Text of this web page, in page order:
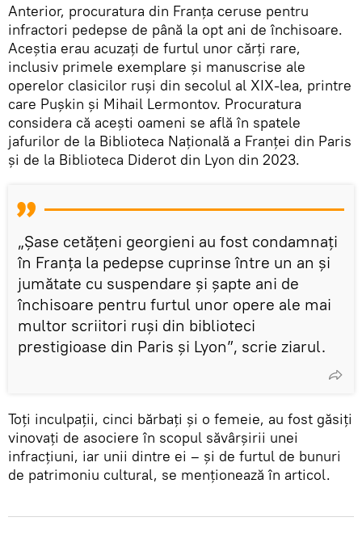
Anterior, procuratura din Franța ceruse pentru
infractori pedepse de până la opt ani de închisoare.
Aceștia erau acuzați de furtul unor cărți rare,
inclusiv primele exemplare și manuscrise ale
operelor clasicilor ruși din secolul al XIX-lea, printre
care Pușkin și Mihail Lermontov. Procuratura
considera că acești oameni se află în spatele
jafurilor de la Biblioteca Națională a Franței din Paris
și de la Biblioteca Diderot din Lyon din 2023.
„Șase cetățeni georgieni au fost condamnați
în Franța la pedepse cuprinse între un an și
jumătate cu suspendare și șapte ani de
închisoare pentru furtul unor opere ale mai
multor scriitori ruși din biblioteci
prestigioase din Paris și Lyon”, scrie ziarul.
Toți inculpații, cinci bărbați și o femeie, au fost găsiți
vinovați de asociere în scopul săvârșirii unei
infracțiuni, iar unii dintre ei – și de furtul de bunuri
de patrimoniu cultural, se menționează în articol.